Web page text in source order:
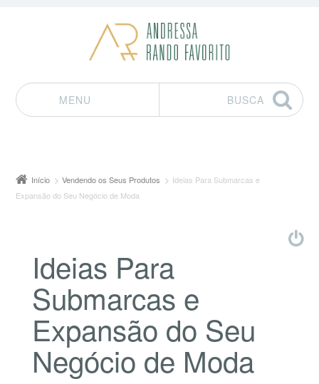
MENU
BUSCA
Início Vendendo os Seus Produtos
Ideias Para Submarcas e
Expansão do Seu Negócio de Moda
Ideias Para
Submarcas e
Expansão do Seu
Negócio de Moda